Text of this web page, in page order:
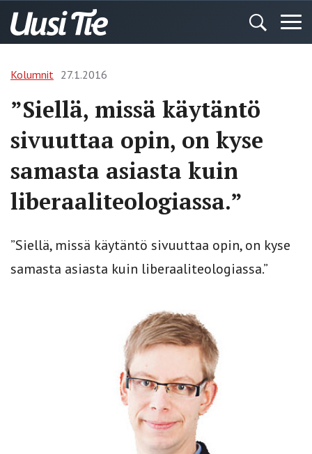
Kolumnit 27.1.2016
”Siellä, missä käytäntö
sivuuttaa opin, on kyse
samasta asiasta kuin
liberaaliteologiassa.”
”Siellä, missä käytäntö sivuuttaa opin, on kyse
samasta asiasta kuin liberaaliteologiassa.”